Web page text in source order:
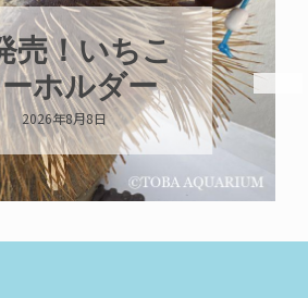
オオウム
が交接して
います
2026年8月7日